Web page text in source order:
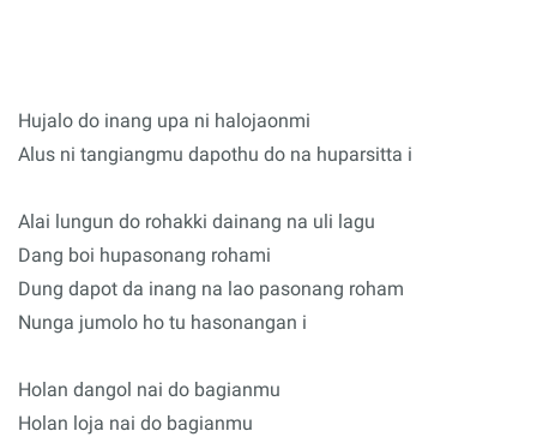
Hujalo do inang upa ni halojaonmi
Alus ni tangiangmu dapothu do na huparsitta i
Alai lungun do rohakki dainang na uli lagu
Dang boi hupasonang rohami
Dung dapot da inang na lao pasonang roham
Nunga jumolo ho tu hasonangan i
Holan dangol nai do bagianmu
Holan loja nai do bagianmu